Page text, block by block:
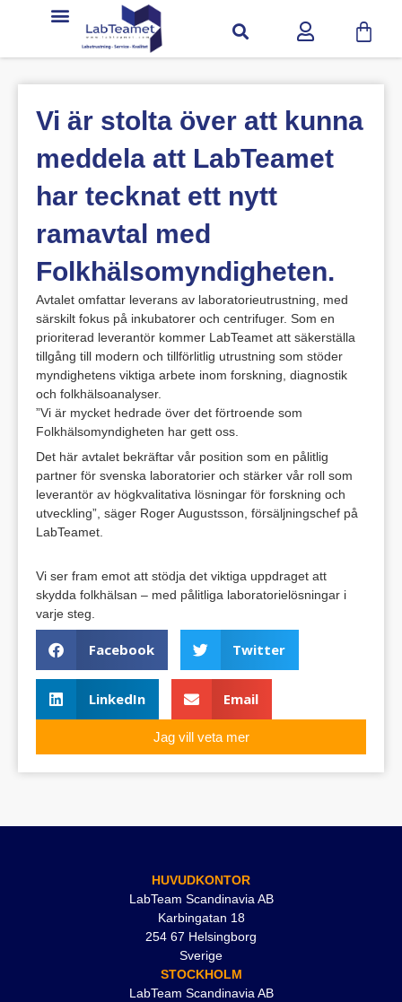
Vi är stolta över att kunna
meddela att LabTeamet
har tecknat ett nytt
ramavtal med
Folkhälsomyndigheten.
Avtalet omfattar leverans av laboratorieutrustning, med
särskilt fokus på inkubatorer och centrifuger. Som en
prioriterad leverantör kommer LabTeamet att säkerställa
tillgång till modern och tillförlitlig utrustning som stöder
myndighetens viktiga arbete inom forskning, diagnostik
och folkhälsoanalyser.
”Vi är mycket hedrade över det förtroende som
Folkhälsomyndigheten har gett oss.
Det här avtalet bekräftar vår position som en pålitlig
partner för svenska laboratorier och stärker vår roll som
leverantör av högkvalitativa lösningar för forskning och
utveckling”, säger Roger Augustsson, försäljningschef på
LabTeamet.
Vi ser fram emot att stödja det viktiga uppdraget att
skydda folkhälsan – med pålitliga laboratorielösningar i
varje steg.
Facebook Twitter
LinkedIn Email
Jag vill veta mer
HUVUDKONTOR
LabTeam Scandinavia AB
Karbingatan 18
254 67 Helsingborg
Sverige
STOCKHOLM
LabTeam Scandinavia AB